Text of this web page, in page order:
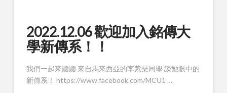
2022.12.06 歡迎加入銘傳大
學新傳系！！
我們一起來聽聽 來自馬來西亞的李紫琹同學 談她眼中的
新傳系！ https://www.facebook.com/MCU1 …